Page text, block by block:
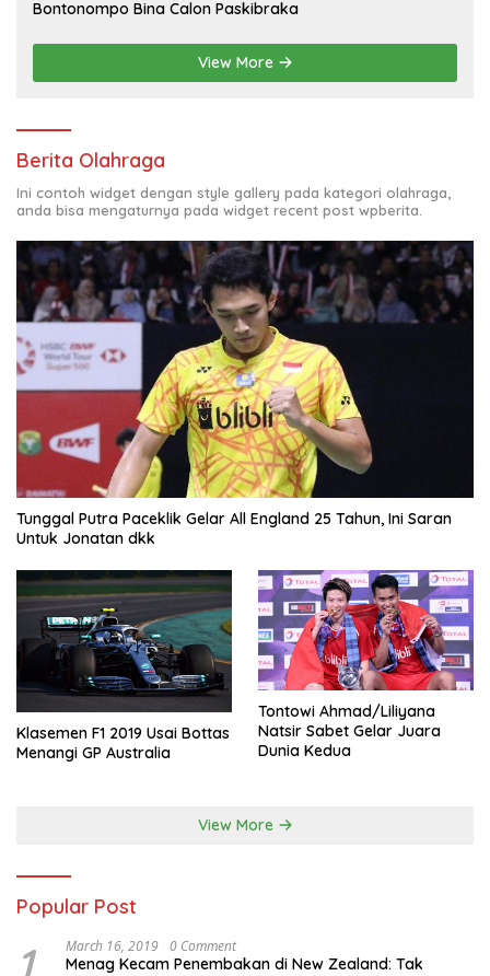
View More
Berita Olahraga
Ini contoh widget dengan style gallery pada kategori olahraga,
anda bisa mengaturnya pada widget recent post wpberita.
Tunggal Putra Paceklik Gelar All England 25 Tahun, Ini Saran
Untuk Jonatan dkk
Klasemen F1 2019 Usai Bottas
Menangi GP Australia
Tontowi Ahmad/Liliyana
Natsir Sabet Gelar Juara
Dunia Kedua
View More
Popular Post
1 March 16, 2019 0 Comment
Menag Kecam Penembakan di New Zealand: Tak